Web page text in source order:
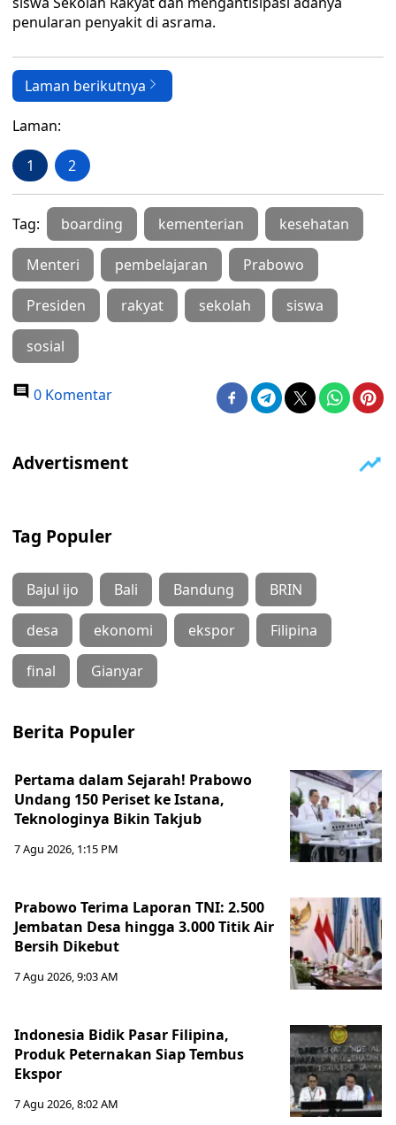
penularan penyakit di asrama.
Laman berikutnya
Laman:
1 2
Tag: boarding kementerian kesehatan
Menteri pembelajaran Prabowo
Presiden rakyat sekolah siswa
sosial
0 Komentar
Tag Populer
Bajul ijo Bali Bandung BRIN
desa ekonomi ekspor Filipina
final Gianyar
Berita Populer
Pertama dalam Sejarah! Prabowo
Undang 150 Periset ke Istana,
Teknologinya Bikin Takjub
7 Agu 2026, 1:15 PM
Prabowo Terima Laporan TNI: 2.500
Jembatan Desa hingga 3.000 Titik Air
Bersih Dikebut
7 Agu 2026, 9:03 AM
Indonesia Bidik Pasar Filipina,
Produk Peternakan Siap Tembus
Ekspor
7 Agu 2026, 8:02 AM